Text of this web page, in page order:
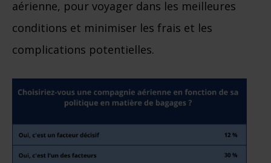
aérienne, pour voyager dans les meilleures
conditions et minimiser les frais et les
complications potentielles.